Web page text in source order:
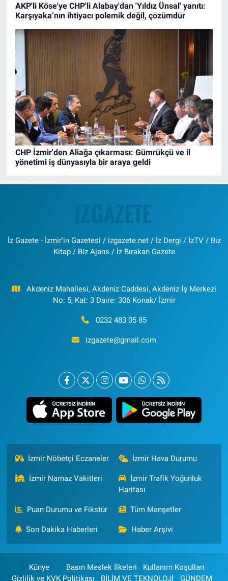
AKP'li Köse'ye CHP'li Alabay'dan 'Yıldız Ünsal' yanıtı:
Karşıyaka’nın ihtiyacı polemik değil, çözümdür
CHP İzmir'den Aliağa çıkarması: Gümrükçü ve il
yönetimi iş dünyasıyla bir araya geldi
İz Gazete - İzmir'in Gazetesi / izgazete.net / İz Dergi / İzTV / Biz
Kitap / Biz Ajans / İz Bırakan Gazete
Akdeniz Mahallesi, Akdeniz Caddesi, Akdeniz İş Merkezi
No: 5, Kat: 3 Daire: 306 Konak/ İzmir
0232 483 05 85
izgazete@gmail.com
İzmir Nöbetçi Eczaneler İzmir Hava Durumu
İzmir Namaz Vakitleri
İzmir Trafik Yoğunluk
Haritası
Puan Durumu ve Fikstür Tüm Manşetler
Son Dakika Haberleri Haber Arşivi
Künye Basın Meslek İlkeleri
Kullanım Koşulları
Gizlilik ve KVK Politikası
BİLİM VE TEKNOLOJİ GÜNDEM